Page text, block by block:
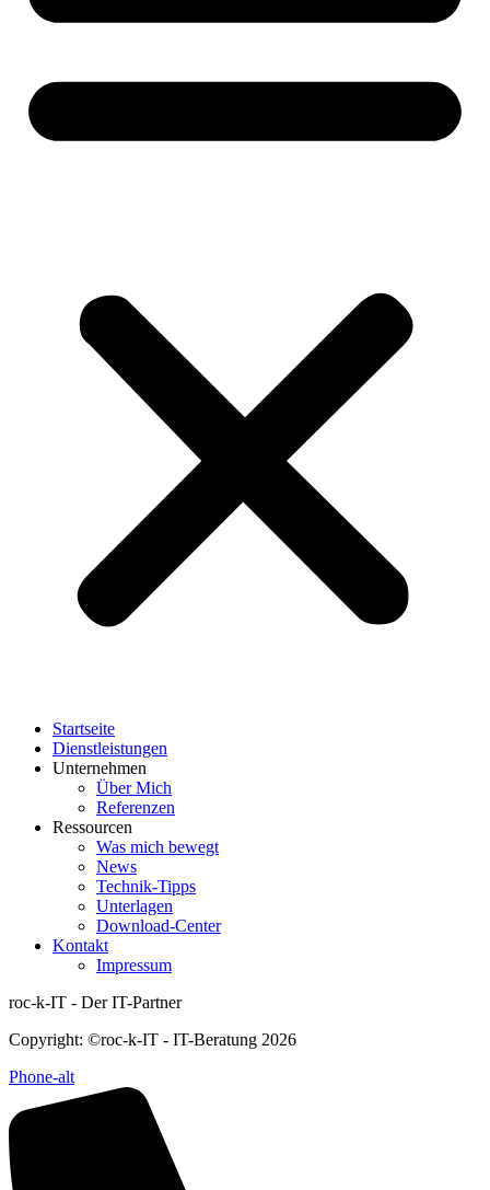
Startseite
Dienstleistungen
Unternehmen
Über Mich
Referenzen
Ressourcen
Was mich bewegt
News
Technik-Tipps
Unterlagen
Download-Center
Kontakt
Impressum
roc-k-IT - Der IT-Partner
Copyright: ©roc-k-IT - IT-Beratung 2026
Phone-alt